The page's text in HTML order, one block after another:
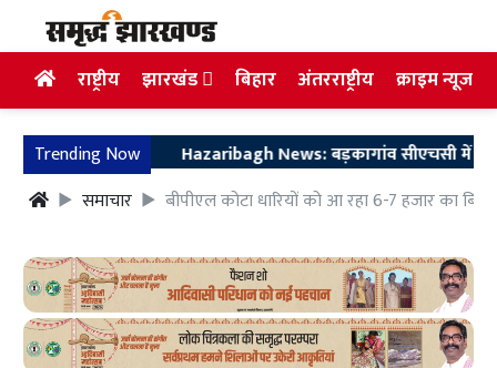
राष्ट्रीय झारखंड बिहार अंतरराष्ट्रीय क्राइम न्यूज
Trending NowHazaribagh News: बड़कागांव सीएचसी में जच्चा-
समाचार
बीपीएल कोटा धारियों को आ रहा 6-7 हजार का